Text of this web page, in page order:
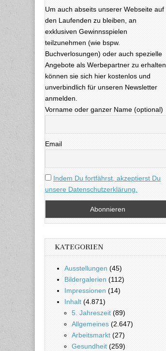
Um auch abseits unserer Webseite auf
den Laufenden zu bleiben, an
exklusiven Gewinnsspielen
teilzunehmen (wie bspw.
Buchverlosungen) oder auch spezielle
Angebote als Werbepartner zu erhalten
können sie sich hier kostenlos und
unverbindlich für unseren Newsletter
anmelden.
Vorname oder ganzer Name (optional)
Email
Indem Du fortfährst, akzeptierst Du
unsere Datenschutzerklärung.
KATEGORIEN
Ausstellungen (45)
Bildergalerien (112)
Impressionen (14)
Inhalt (4.871)
5. Jahreszeit (89)
Allgemeines (2.647)
Arbeitsmarkt (27)
Gesundheit (259)